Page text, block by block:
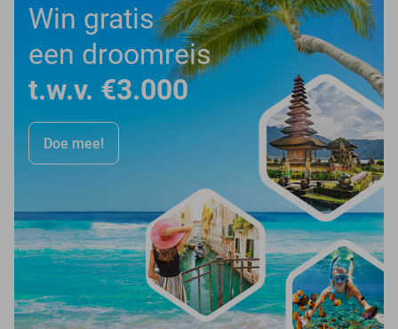
Win gratis
een droomreis
t.w.v. €3.000
Doe mee!